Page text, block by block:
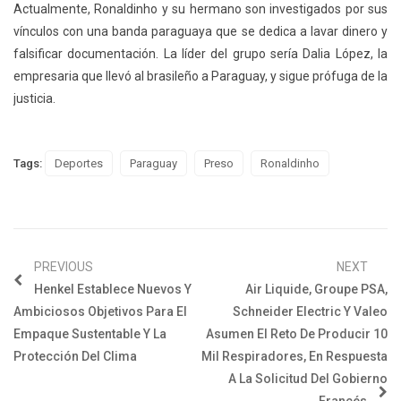
Actualmente, Ronaldinho y su hermano son investigados por sus
vínculos con una banda paraguaya que se dedica a lavar dinero y
falsificar documentación. La líder del grupo sería Dalia López, la
empresaria que llevó al brasileño a Paraguay, y sigue prófuga de la
justicia.
Tags: Deportes Paraguay Preso Ronaldinho
PREVIOUS
Henkel Establece Nuevos Y
Ambiciosos Objetivos Para El
Empaque Sustentable Y La
Protección Del Clima
NEXT
Air Liquide, Groupe PSA,
Schneider Electric Y Valeo
Asumen El Reto De Producir 10
Mil Respiradores, En Respuesta
A La Solicitud Del Gobierno